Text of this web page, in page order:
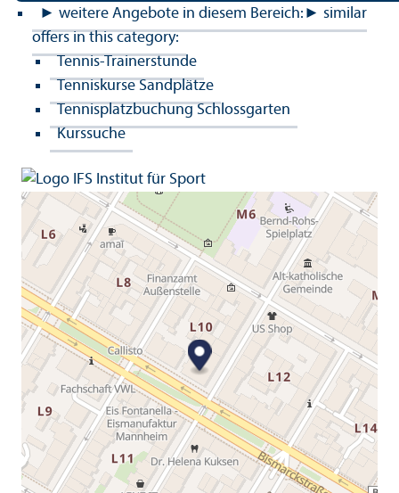
► weitere Angebote in diesem Bereich: ► similar
offers in this category:
Tennis-Trainerstunde
Tenniskurse Sandplätze
Tennisplatzbuchung Schlossgarten
Kurssuche